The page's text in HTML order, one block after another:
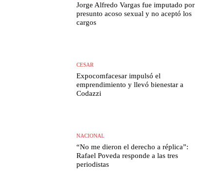
Jorge Alfredo Vargas fue imputado por
presunto acoso sexual y no aceptó los
cargos
CESAR
Expocomfacesar impulsó el
emprendimiento y llevó bienestar a
Codazzi
NACIONAL
“No me dieron el derecho a réplica”:
Rafael Poveda responde a las tres
periodistas